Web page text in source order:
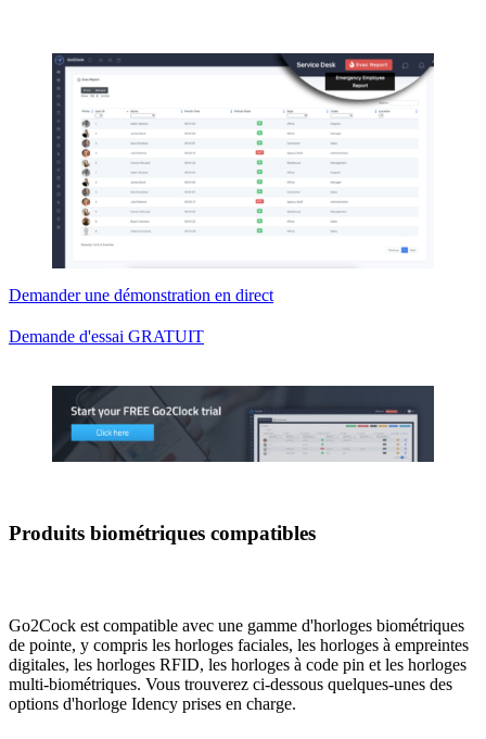
Demander une démonstration en direct
Demande d'essai GRATUIT
Produits biométriques compatibles
Go2Cock est compatible avec une gamme d'horloges biométriques
de pointe, y compris les horloges faciales, les horloges à empreintes
digitales, les horloges RFID, les horloges à code pin et les horloges
multi-biométriques. Vous trouverez ci-dessous quelques-unes des
options d'horloge Idency prises en charge.